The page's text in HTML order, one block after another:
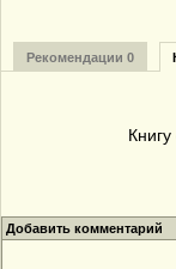
Рекомендации 0
Добавить комментарий